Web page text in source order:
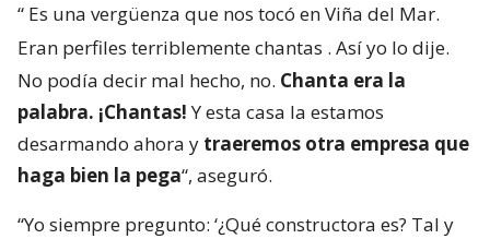
“ Es una vergüenza que nos tocó en Viña del Mar.
Eran perfiles terriblemente chantas . Así yo lo dije.
No podía decir mal hecho, no. Chanta era la
palabra. ¡Chantas!Y esta casa la estamos
desarmando ahora y traeremos otra empresa que
haga bien la pega“, aseguró.
“Yo siempre pregunto: ‘¿Qué constructora es? Tal y